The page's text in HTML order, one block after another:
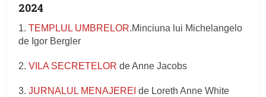
2024
1.TEMPLUL UMBRELOR.Minciuna lui Michelangelo
de Igor Bergler
2.VILA SECRETELOR de Anne Jacobs
3.JURNALUL MENAJEREI de Loreth Anne White